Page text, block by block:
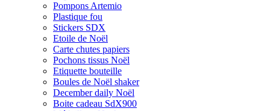
Pompons Artemio
Plastique fou
Stickers SDX
Etoile de Noël
Carte chutes papiers
Pochons tissus Noël
Etiquette bouteille
Boules de Noël shaker
December daily Noël
Boite cadeau SdX900